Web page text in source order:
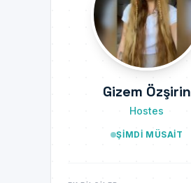
Gizem Özşirin
Hostes
ŞIMDI MÜSAIT